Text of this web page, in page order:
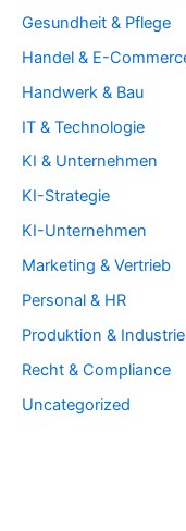
Gesundheit & Pflege
Handel & E-
Handwerk & Bau
IT & Technologie
KI & Unternehmen
KI-Strategie
KI-Unternehmen
Marketing & Vertrieb
Personal & HR
Produktion & Industrie
Recht & Compliance
Uncategorized